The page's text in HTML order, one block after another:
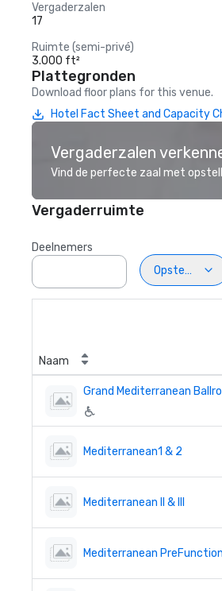
Vergaderzalen
17
Ruimte (semi-privé)
3.000 ft²
Plattegronden
Download floor plans for this venue.
Hotel Fact Sheet and Capacity
Vergaderzalen
Vind de perfecte zaal met
Vergaderruimte
Deelnemers
Opstelling
Naam
Mediterranean1 & 2
Mediterranean II & III
Mediterranean PreFunction